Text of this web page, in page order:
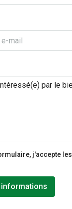
j'accepte les
informations